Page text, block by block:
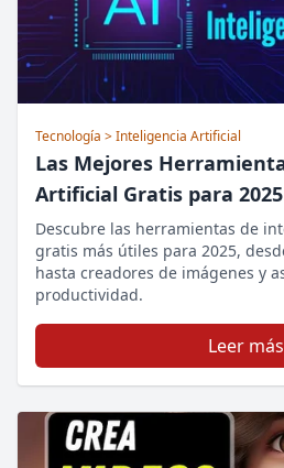
Tecnología > Inteligencia Artificial
Las Mejores
Artificial Gratis para 2025
Descubre las herramientas de
gratis más útiles para 2025,
hasta creadores de imágenes y
productividad.
Leer más